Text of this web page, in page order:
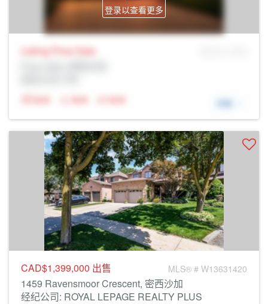
登录以查看更多
Listing Price Sale
N/A
N/A N/A 详细
CAD$1,399,000 出售 MLS® # W13631420
1459 Ravensmoor Crescent, 密西沙加
经纪公司: ROYAL LEPAGE REALTY PLUS